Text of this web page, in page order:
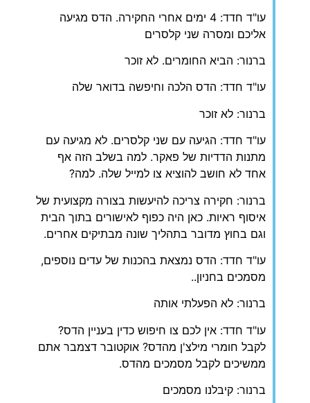
עו"ד חדד: 4 ימים אחרי החקירה. הדס מגיעה
אליכם ומסרה שני קלסרים
ברנור: הביא החומרים. לא זוכר
עו"ד חדד: הדס הלכה וחיפשה בדואר שלה
ברנור: לא זוכר
עו"ד חדד: הגיעה עם שני קלסרים. לא מגיעה עם
מתנות הדדיות של פאקר. למה בשלב הזה אף
אחד לא חושב להוציא צו למייל שלה. למה?
ברנור: חקירה צריכה להיעשות בצורה מקצועית של
איסוף ראיות. כאן היה כפוף לאישורים בתוך הבית
וגם בחוץ מדובר בתהליך שונה מבתיקים אחרים.
עו"ד חדד: הדס נמצאת בהכנות של עדים נוספים,
מסמכים בחניון..
ברנור: לא הפעלתי אותה
עו"ד חדד: אין לכם צו חיפוש כדין בעניין הדס?
לקבל חומרי מילצ'ן מהדס? אוקטובר דצמבר אתם
ממשיכים לקבל מסמכים מהדס.
ברנור: קיבלנו מסמכים